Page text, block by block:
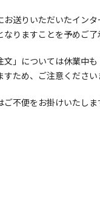
お送りいただいたイン
なりますことを予めご了
文」については休業中
ため、ご注意ください
ご不便をお掛けいたし